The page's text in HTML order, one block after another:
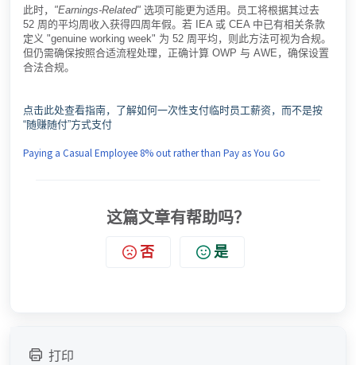
此时， "Earnings-Related" 选项可能更为适用。员工将根据其过去
52 周的平均周收入获得四周年假。若 IEA 或 CEA 中已有相关条款
定义 "genuine working week" 为 52 周平均，则此方法可视为合规。
但仍需确保按照合适流程处理，正确计算 OWP 与 AWE，确保设置
合法合规。
点击此处查看指南，了解如何一次性支付临时员工薪资，而不是按
“随赚随付”方式支付
Paying a Casual Employee 8% out rather than Pay as You Go
这篇文章有帮助吗？
否 是
打印